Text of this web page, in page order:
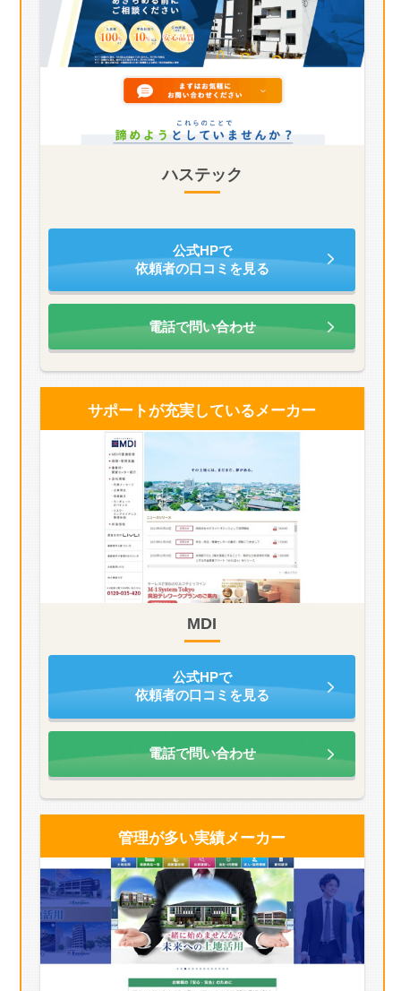
ハステック
公式HPで
依頼者の口コミを見る
電話で問い合わせ
サポートが充実しているメーカー
MDI
公式HPで
依頼者の口コミを見る
電話で問い合わせ
管理が多い実績メーカー